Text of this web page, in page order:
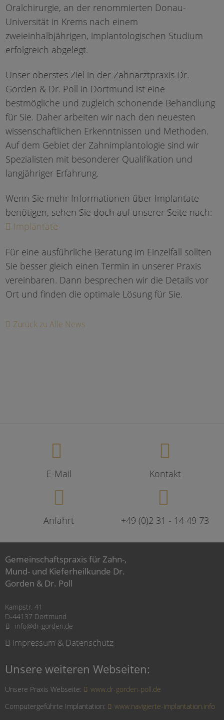
Oralchirurgie, an der renommierten Donau-
Universität in Krems nach einem
zweieinhalbjährigen, implantologischen Studium
erfolgreich abgelegt.
Unser oberstes Ziel in der Zahnarztpraxis Dr.
Gorden & Dr. Poll in Dortmund ist eine
bestmögliche und zugleich schonende Behandlung
für Sie. Daher arbeiten wir nach den neuesten
wissenschaftlichen Erkenntnissen und Methoden.
Auf dem Gebiet der Zahnimplantologie sind wir
Spezialisten mit besonderer Qualifikation und
langjähriger Erfahrung.
Wenn Sie mehr Informationen über Implantate
benötigen, sehen Sie doch auf unserer Seite nach:
Implantate
Für eine ausführliche Beratung im Einzelfall sollten
Sie besser gleich einen Termin in unserer Praxis
vereinbaren. Dann besprechen wir die Details vor
Ort und finden die optimale Lösung für Sie.
Zurück zu Alle News
E-Mail Kontakt
Anfahrt +49 (0)2 31 - 14 49 73
Gemeinschaftspraxis für Zahn-,
Mund- und Kieferheilkunde Dr.
Gorden & Dr. Poll
Kampstr. 41
D-44137 Dortmund
info@dr-gorden.de
Impressum & Datenschutz
Unsere weiteren Webseiten:
Unsere Praxis Webseite:
www.dr-gorden-poll.de
Computergeführte Implantation:
www.navigierte-implantation.info